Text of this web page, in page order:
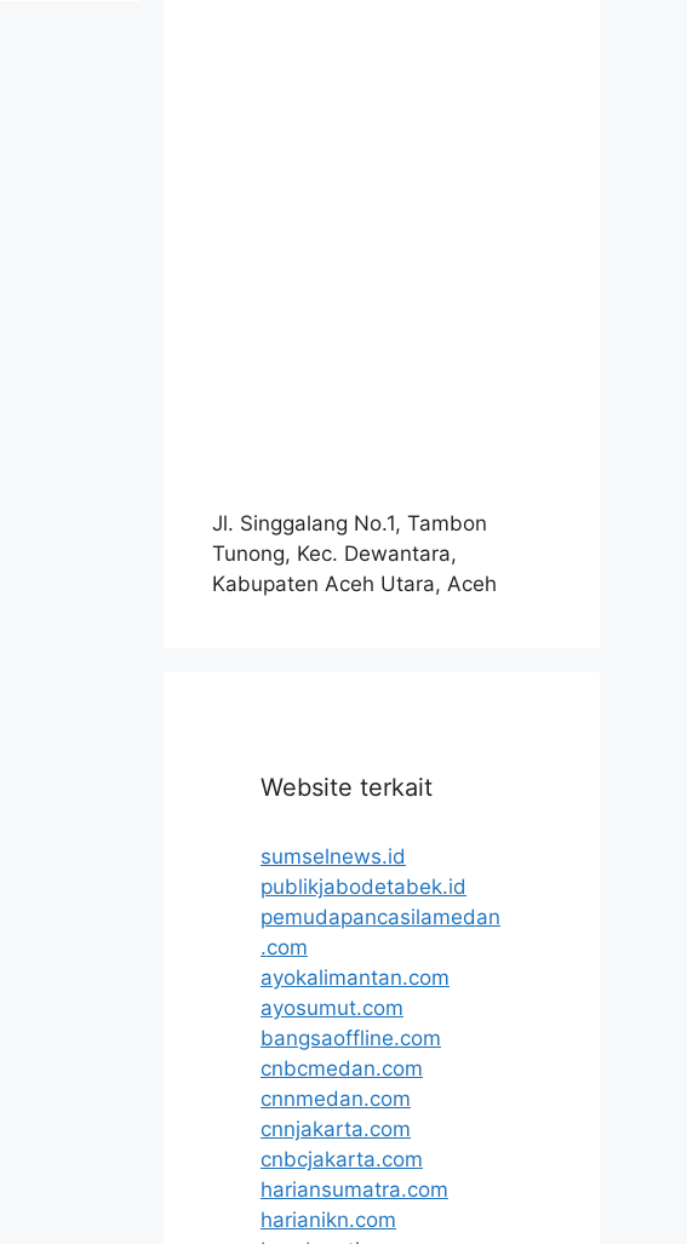
Jl. Singgalang No.1, Tambon
Tunong, Kec. Dewantara,
Kabupaten Aceh Utara, Aceh
Website terkait
sumselnews.id
publikjabodetabek.id
pemudapancasilamedan
.com
ayokalimantan.com
ayosumut.com
bangsaoffline.com
cnbcmedan.com
cnnmedan.com
cnnjakarta.com
cnbcjakarta.com
hariansumatra.com
harianikn.com